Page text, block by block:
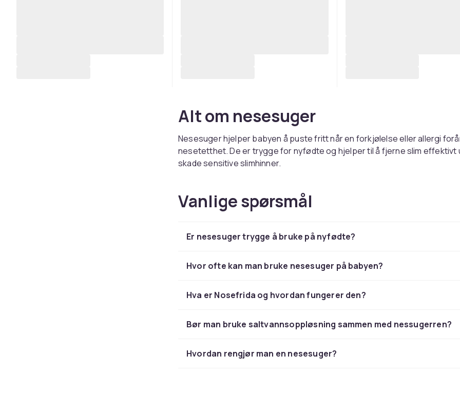
Alt om nesesuger
Nesesuger hjelper babyen å puste fritt når en forkjølelse eller allergi
nesetetthet. De er trygge for nyfødte og hjelper til å fjerne slim effektivt
skade sensitive slimhinner.
Manuelle modeller er billigere og lette å rengjøre. Elektriske er mer
Saltvannsoppløsning (natriumklorid) løser opp og mykner slim og gjør det
brukes ofte ved behov.
Vanlige spørsmål
Er nesesuger trygge å bruke på nyfødte?
Hvor ofte kan man bruke nesesuger på babyen?
Hva er Nosefrida og hvordan fungerer den?
Bør man bruke saltvannsoppløsning sammen med nessugerren?
Hvordan rengjør man en nesesuger?